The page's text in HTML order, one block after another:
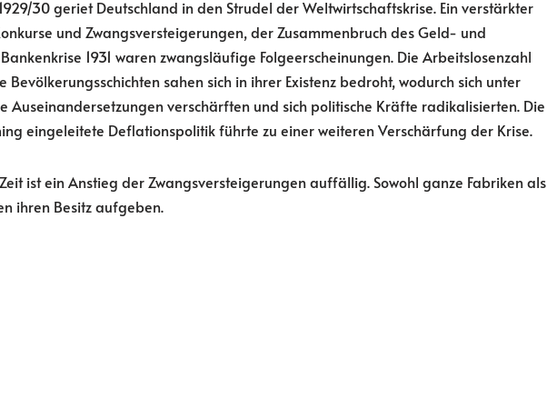
30 geriet Deutschland in den Strudel der Weltwirtschaftskrise. Ein verstärkter
und Zwangsversteigerungen, der Zusammenbruch des Geld- und
1931 waren zwangsläufige Folgeerscheinungen. Die Arbeitslosenzahl
sahen sich in ihrer Existenz bedroht, wodurch sich unter
Auseinandersetzungen verschärften und sich politische Kräfte radikalisierten. Die
eingeleitete Deflationspolitik führte zu einer weiteren Verschärfung der Krise.
ist ein Anstieg der Zwangsversteigerungen auffällig. Sowohl ganze Fabriken als
ihren Besitz aufgeben.